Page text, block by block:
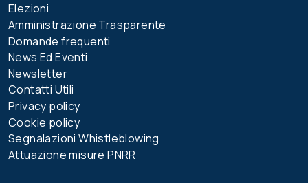
Elezioni
Amministrazione Trasparente
Domande frequenti
News Ed Eventi
Newsletter
Contatti Utili
Privacy policy
Cookie policy
Segnalazioni Whistleblowing
Attuazione misure PNRR